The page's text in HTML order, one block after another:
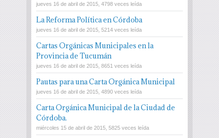
jueves 16 de abril de 2015, 4798 veces leída
La Reforma Política en Córdoba
jueves 16 de abril de 2015, 5214 veces leída
Cartas Orgánicas Municipales en la
Provincia de Tucumán
jueves 16 de abril de 2015, 8651 veces leída
Pautas para una Carta Orgánica Municipal
jueves 16 de abril de 2015, 4890 veces leída
Carta Orgánica Municipal de la Ciudad de
Córdoba.
miércoles 15 de abril de 2015, 5825 veces leída